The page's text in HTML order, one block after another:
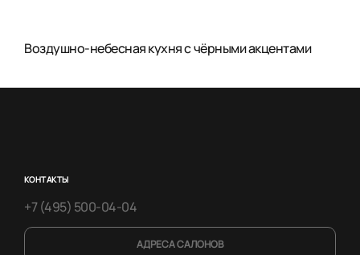
Воздушно-небесная кухня с чёрными акцентами
КОНТАКТЫ
+7 (495) 500-04-04
АДРЕСА САЛОНОВ